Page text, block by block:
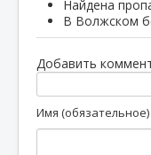
Найдена
В Волжском
Добавить
Имя (обязательное)